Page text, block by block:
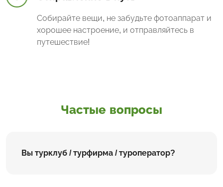
Собирайте вещи, не забудьте фотоаппарат и
хорошее настроение, и отправляйтесь в
путешествие!
Частые вопросы
Вы турклуб / турфирма / туроператор?